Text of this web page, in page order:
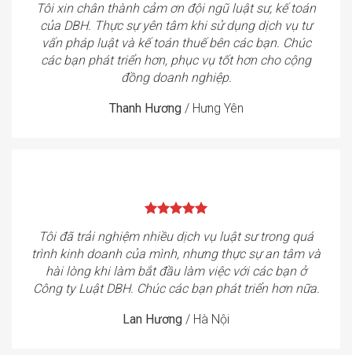
Tôi xin chân thành cảm ơn đội ngũ luật sư, kế toán
của DBH. Thực sự yên tâm khi sử dụng dịch vụ tư
vấn pháp luật và kế toán thuế bên các bạn. Chúc
các bạn phát triển hơn, phục vụ tốt hơn cho cộng
đồng doanh nghiệp.
Thanh Hương / Hưng Yên
Tôi đã trải nghiệm nhiều dịch vụ luật sư trong quá
trình kinh doanh của mình, nhưng thực sự an tâm và
hài lòng khi làm bắt đầu làm việc với các bạn ở
Công ty Luật DBH. Chúc các bạn phát triển hơn nữa.
Lan Hương / Hà Nội